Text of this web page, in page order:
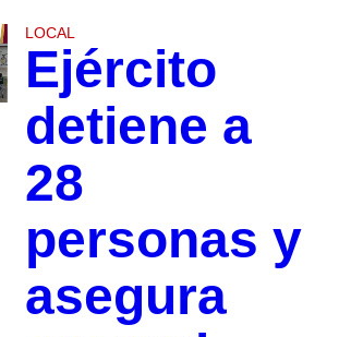
LOCAL
Ejército
detiene a
28
personas y
asegura